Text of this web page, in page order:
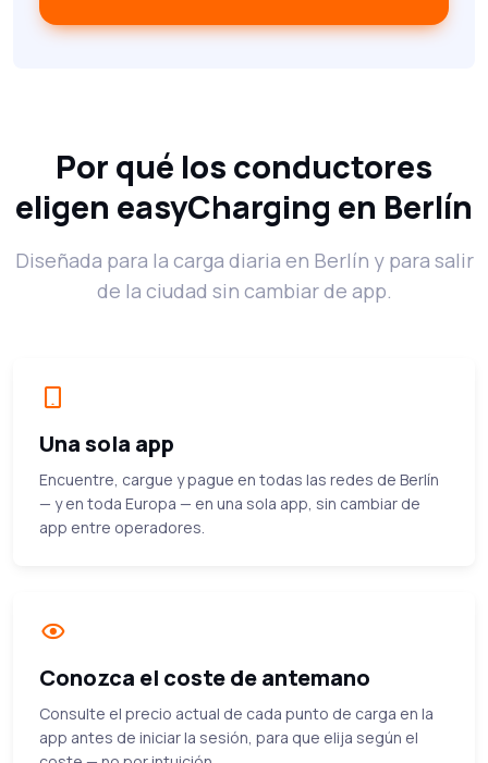
Por qué los conductores
eligen easyCharging en Berlín
Diseñada para la carga diaria en Berlín y para salir
de la ciudad sin cambiar de app.
Una sola app
Encuentre, cargue y pague en todas las redes de Berlín
— y en toda Europa — en una sola app, sin cambiar de
app entre operadores.
Conozca el coste de antemano
Consulte el precio actual de cada punto de carga en la
app antes de iniciar la sesión, para que elija según el